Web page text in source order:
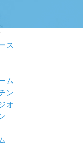
ス
ム
ン
オ